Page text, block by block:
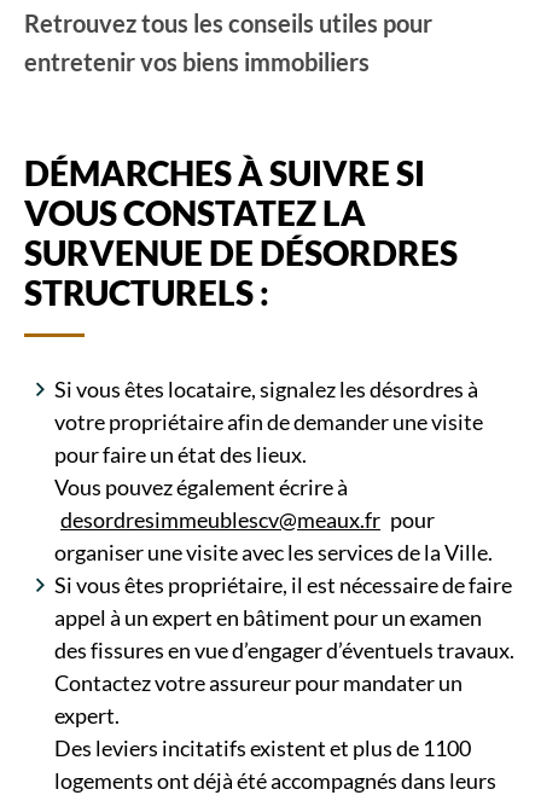
Retrouvez tous les conseils utiles pour
entretenir vos biens immobiliers
DÉMARCHES À SUIVRE SI
VOUS CONSTATEZ LA
SURVENUE DE DÉSORDRES
STRUCTURELS :
Si vous êtes locataire, signalez les désordres à
votre propriétaire afin de demander une visite
pour faire un état des lieux.
Vous pouvez également écrire à
desordresimmeublescv@meaux.fr pour
organiser une visite avec les services de la Ville.
Si vous êtes propriétaire, il est nécessaire de faire
appel à un expert en bâtiment pour un examen
des fissures en vue d’engager d’éventuels travaux.
Contactez votre assureur pour mandater un
expert.
Des leviers incitatifs existent et plus de 1100
logements ont déjà été accompagnés dans leurs